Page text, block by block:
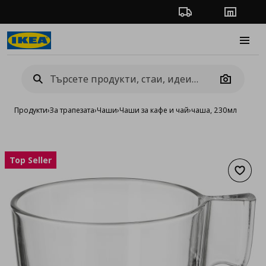
Проследяване на
Camera
Продукти›За трапезата›Чаши›Чаши за кафе и чай›чаша, 230мл
Top Seller